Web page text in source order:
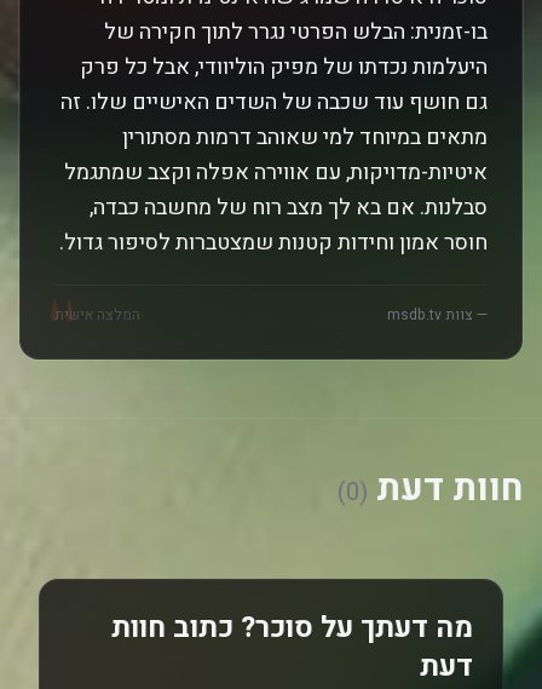
"
בו-זמנית: הבלש הפרטי נגרר לתוך חקירה של
היעלמות נכדתו של מפיק הוליוודי, אבל כל פרק
גם חושף עוד שכבה של השדים האישיים שלו. זה
מתאים במיוחד למי שאוהב דרמות מסתורין
איטיות-מדויקות, עם אווירה אפלה וקצב שמתגמל
סבלנות. אם בא לך מצב רוח של מחשבה כבדה,
חוסר אמון וחידות קטנות שמצטברות לסיפור גדול.
— צוות msdb.tv המלצה אישית
חוות דעת (0)
מה דעתך על סוכר? כתוב חוות
דעת